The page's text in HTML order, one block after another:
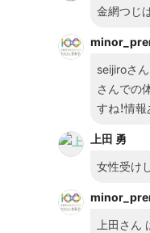
道に注目してみ
金網つじ
seijiroさ
さんでの
すね！情
上田 勇
女性受け
上田さん